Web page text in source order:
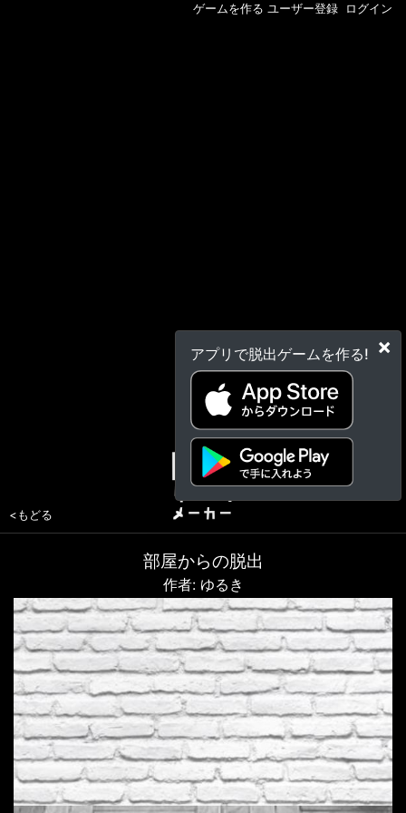
×
アプリで脱出ゲームを作る!
ゲームを作る ユーザー登録 ログイン
<もどる
部屋からの脱出
作者: ゆるき